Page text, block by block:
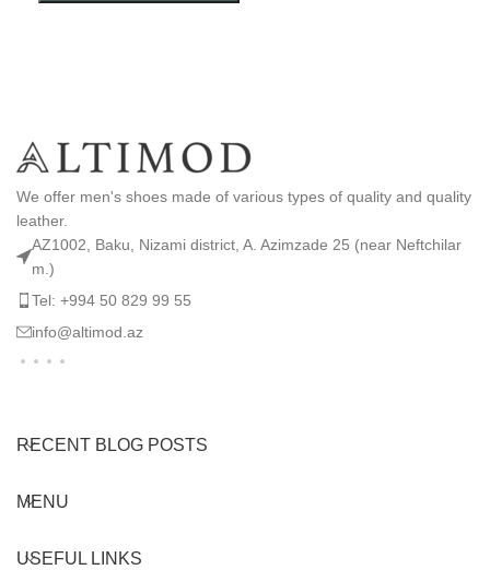
We offer men's shoes made of various types of quality and quality
leather.
AZ1002, Baku, Nizami district, A. Azimzade 25 (near Neftchilar
m.)
Tel: +994 50 829 99 55
info@altimod.az
RECENT BLOG POSTS
MENU
USEFUL LINKS